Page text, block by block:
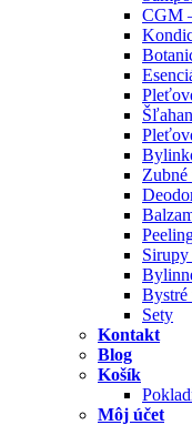
CGM
Zubné
Sety
Kontakt
Blog
Košík
Môj účet